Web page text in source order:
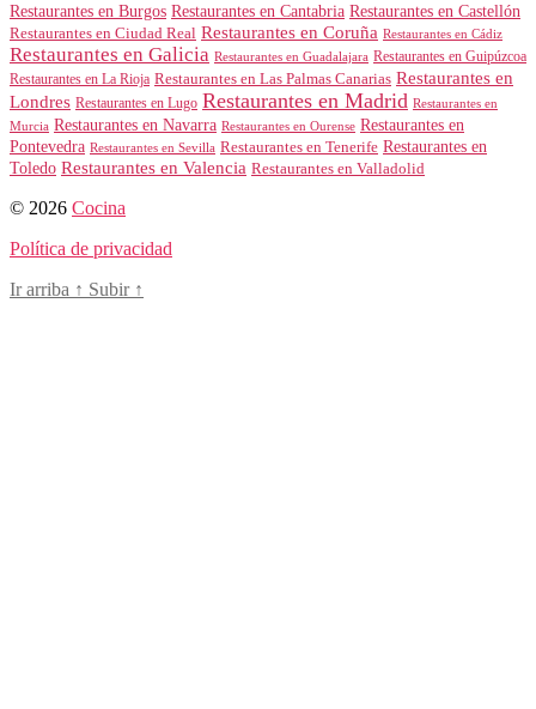
Restaurantes en Burgos Restaurantes en Cantabria Restaurantes en Castellón
Restaurantes en Ciudad Real Restaurantes en Coruña Restaurantes en Cádiz
Restaurantes en Galicia Restaurantes en Guadalajara Restaurantes en Guipúzcoa
Restaurantes en La Rioja Restaurantes en Las Palmas Canarias Restaurantes en
Londres Restaurantes en Lugo Restaurantes en Madrid Restaurantes en
Murcia Restaurantes en Navarra Restaurantes en Ourense Restaurantes en
Pontevedra Restaurantes en Sevilla Restaurantes en Tenerife Restaurantes en
Toledo Restaurantes en Valencia Restaurantes en Valladolid
© 2026 Cocina
Política de privacidad
Ir arriba ↑ Subir ↑